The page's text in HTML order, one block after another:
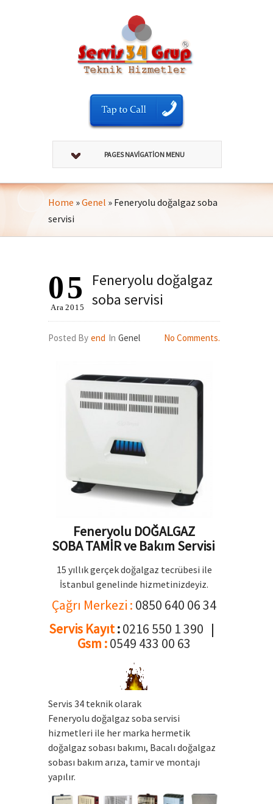
PAGES NAVIGATION MENU
Home »Genel » Feneryolu doğalgaz soba
servisi
Feneryolu doğalgaz
soba servisi
05
Ara 2015
Posted By end In Genel No Comments.
Feneryolu DOĞALGAZ
SOBA TAMİR ve Bakım Servisi
15 yıllık gerçek doğalgaz tecrübesi ile
İstanbul genelinde hizmetinizdeyiz.
Çağrı Merkezi : 0850 640 06 34
Servis Kayıt:0216 550 1 390 |
Gsm :0549 433 00 63
Servis 34 teknik olarak
Feneryolu doğalgaz soba servisi
hizmetleri ile her marka hermetik
doğalgaz sobası bakımı, Bacalı doğalgaz
sobası bakım arıza, tamir ve montajı
yapılır.